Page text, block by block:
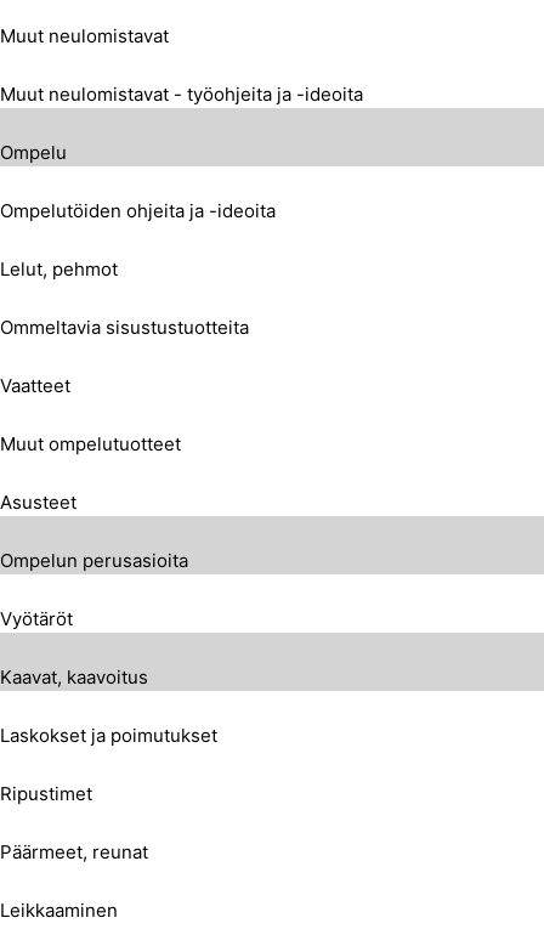
Muut neulomistavat
Muut neulomistavat - työohjeita ja -ideoita
Ompelu
Ompelutöiden ohjeita ja -ideoita
Lelut, pehmot
Ommeltavia sisustustuotteita
Vaatteet
Muut ompelutuotteet
Asusteet
Ompelun perusasioita
Vyötäröt
Kaavat, kaavoitus
Laskokset ja poimutukset
Ripustimet
Päärmeet, reunat
Leikkaaminen